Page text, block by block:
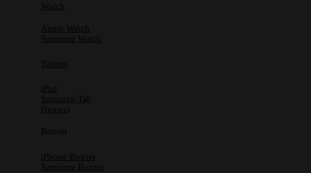
Watch
Apple Watch
Samsung Watch
Tablets
iPad
Samsung Tab
Huawei
Boxset
iPhone Boxset
Samsung Boxset